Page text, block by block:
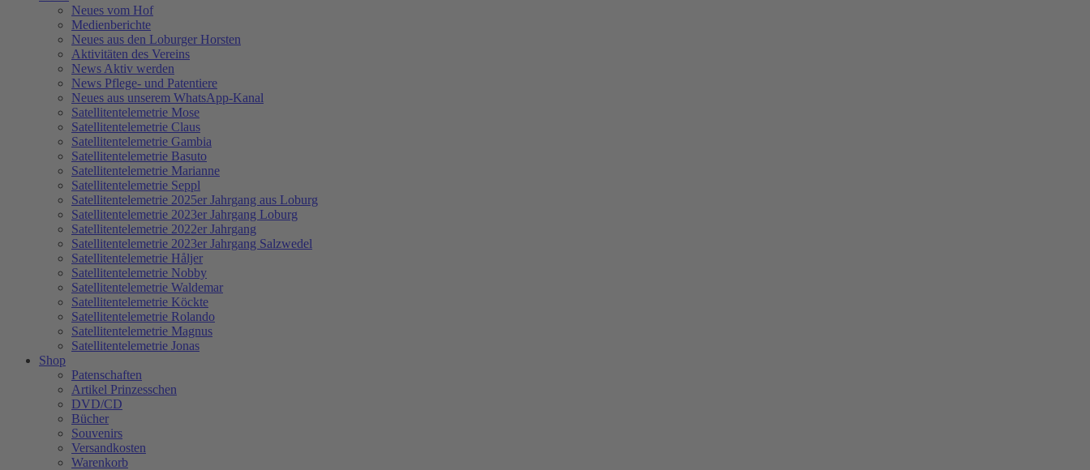
Neues vom Hof
Medienberichte
Neues aus den Loburger Horsten
Aktivitäten des Vereins
News Aktiv werden
News Pflege- und Patentiere
Neues aus unserem WhatsApp-Kanal
Satellitentelemetrie Mose
Satellitentelemetrie Claus
Satellitentelemetrie Gambia
Satellitentelemetrie Basuto
Satellitentelemetrie Marianne
Satellitentelemetrie Seppl
Satellitentelemetrie 2025er Jahrgang aus Loburg
Satellitentelemetrie 2023er Jahrgang Loburg
Satellitentelemetrie 2022er Jahrgang
Satellitentelemetrie 2023er Jahrgang Salzwedel
Satellitentelemetrie Håljer
Satellitentelemetrie Nobby
Satellitentelemetrie Waldemar
Satellitentelemetrie Köckte
Satellitentelemetrie Rolando
Satellitentelemetrie Magnus
Satellitentelemetrie Jonas
Shop
Patenschaften
Artikel Prinzesschen
DVD/CD
Bücher
Souvenirs
Versandkosten
Warenkorb